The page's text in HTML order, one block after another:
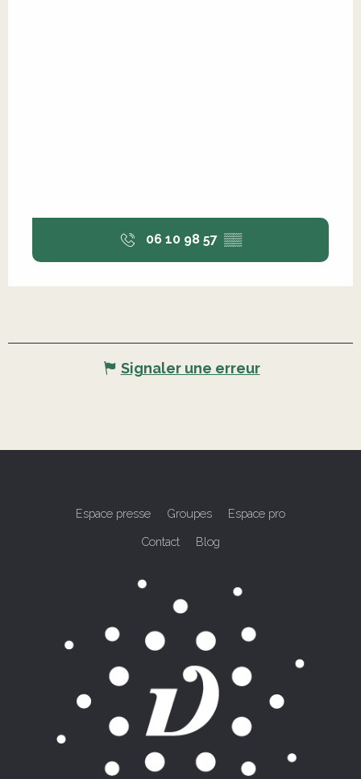
06 10 98 57 ▒▒
Signaler une erreur
Espace presse Groupes Espace pro
Contact Blog